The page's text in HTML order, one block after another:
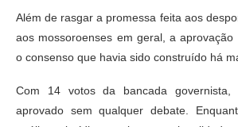
Além de rasgar a promessa feita aos
aos mossoroenses em geral, a
o consenso que havia sido construído há
Com 14 votos da bancada
aprovado sem qualquer debate.